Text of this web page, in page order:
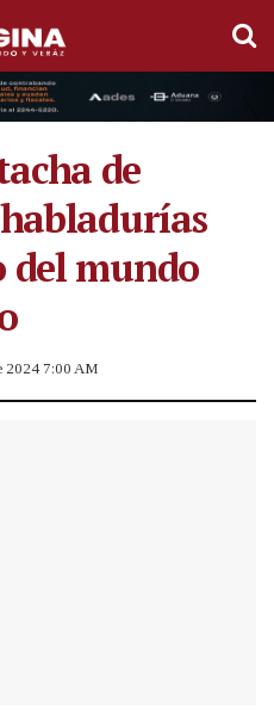
de
habladurías
del mundo
2024 7:00 AM